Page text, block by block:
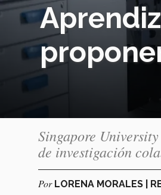
Singapore
de investigación
Por LORENA MORALES |